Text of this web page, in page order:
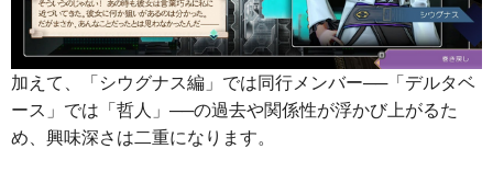
加えて、「シウグナス編」では同行メンバー──「デルタベ
ース」では「哲人」──の過去や関係性が浮かび上がるた
め、興味深さは二重になります。